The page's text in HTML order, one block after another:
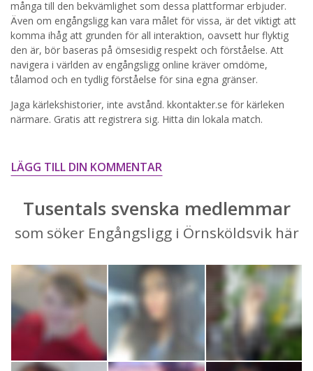
tillbaka godkännande när jag vill.
STARTA NU!
många till den bekvämlighet som dessa plattformar erbjuder.
Även om engångsligg kan vara målet för vissa, är det viktigt att
komma ihåg att grunden för all interaktion, oavsett hur flyktig
den är, bör baseras på ömsesidig respekt och förståelse. Att
navigera i världen av engångsligg online kräver omdöme,
tålamod och en tydlig förståelse för sina egna gränser.
Jaga kärlekshistorier, inte avstånd. kkontakter.se för kärleken
närmare. Gratis att registrera sig. Hitta din lokala match.
LÄGG TILL DIN KOMMENTAR
Tusentals svenska medlemmar
som söker Engångsligg i Örnsköldsvik här